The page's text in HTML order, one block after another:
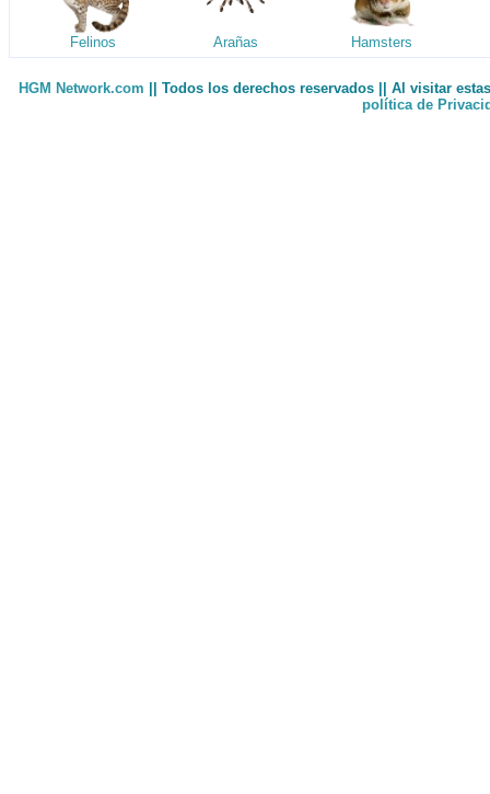
Felinos Arañas Hamsters
HGM Network.com || Todos los derechos reservados || Al visitar
política de